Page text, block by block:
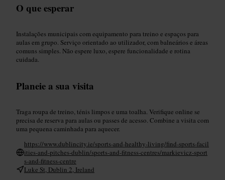
O que esperar
Instalações municipais com equipamento para treino e espaços para
aulas em grupo. Serviço orientado ao utilizador, com balneários e áreas
comuns simples. Não espere luxo, espere funcionalidade e rotina
cuidada.
Planeie a sua visita
Traga roupa de treino, ténis limpos e uma toalha. Verifique online se
precisa de reserva para aulas ou passes de acesso. Combine a visita com
uma pequena caminhada para aquecer.
https://www.dublincity.ie/sports-and-healthy-living/find-sports-facil
ities-and-pitches-dublin/sports-and-fitness-centres/markievicz-sport
s-and-fitness-centre
Luke St, Dublin 2, Ireland